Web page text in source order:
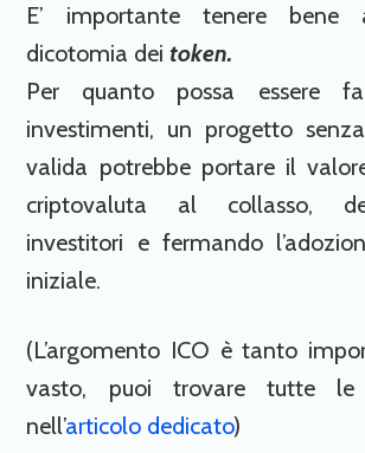
E’ importante tenere
dicotomia dei token.
Per quanto possa essere
investimenti, un progetto senza
valida potrebbe portare il
criptovaluta al collasso,
investitori e fermando
iniziale.
(L’argomento ICO è tanto
vasto, puoi trovare tutte le
nell’articolo dedicato)